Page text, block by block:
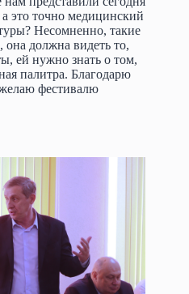
это точно медицинский
Несомненно, такие
должна видеть то,
ей нужно знать о том,
палитра. Благодарю
фестивалю